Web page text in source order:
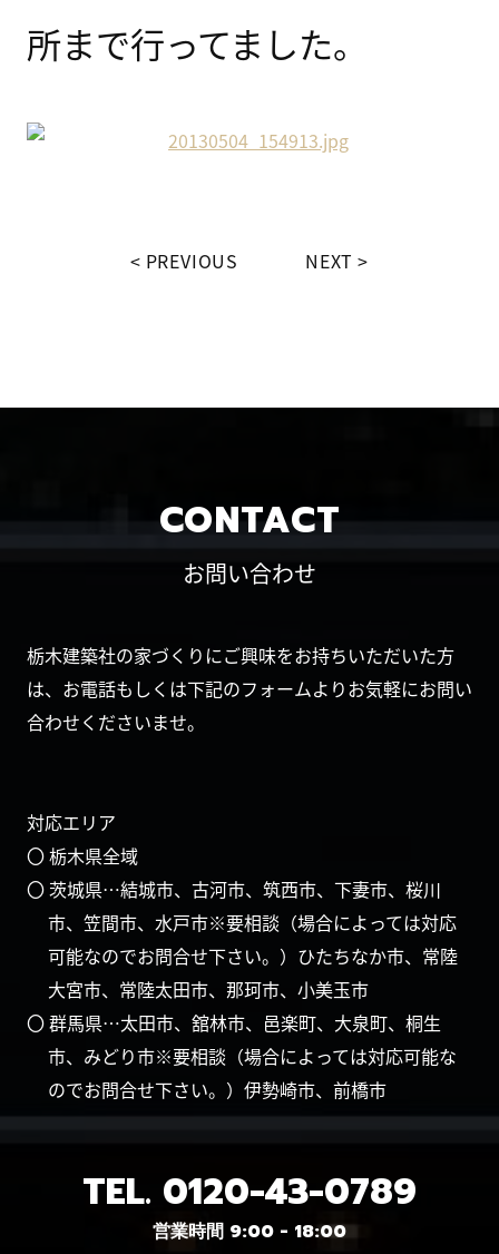
所まで行ってました。
PREVIOUS NEXT
CONTACT
お問い合わせ
栃木建築社の家づくりにご興味をお持ちいただいた方
は、お電話もしくは下記のフォームよりお気軽にお問い
合わせくださいませ。
対応エリア
〇 栃木県全域
〇 茨城県…結城市、古河市、筑西市、下妻市、桜川
市、笠間市、水戸市※要相談（場合によっては対応
可能なのでお問合せ下さい。）ひたちなか市、常陸
大宮市、常陸太田市、那珂市、小美玉市
〇 群馬県…太田市、舘林市、邑楽町、大泉町、桐生
市、みどり市※要相談（場合によっては対応可能な
のでお問合せ下さい。）伊勢崎市、前橋市
TEL. 0120-43-0789
営業時間 9:00 - 18:00